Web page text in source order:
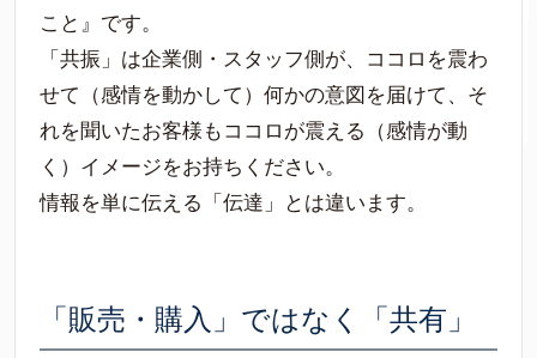
こと』です。
「共振」は企業側・スタッフ側が、ココロを震わ
せて（感情を動かして）何かの意図を届けて、そ
れを聞いたお客様もココロが震える（感情が動
く）イメージをお持ちください。
情報を単に伝える「伝達」とは違います。
「販売・購入」ではなく「共有」